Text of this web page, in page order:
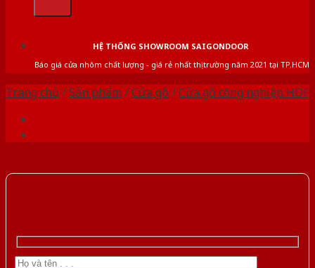
HỆ THỐNG SHOWROOM SAIGONDOOR
Báo giá cửa nhôm chất lượng - giá rẻ nhất thị trường năm 2021 tại TP.HCM
Trang chủ /Sản phẩm /Cửa gỗ /Cửa gỗ công nghiệp HDF